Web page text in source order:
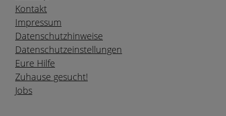
Kontakt
Impressum
Datenschutzhinweise
Datenschutzeinstellungen
Eure Hilfe
Zuhause gesucht!
Jobs